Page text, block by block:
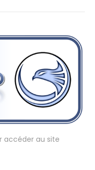
accéder au site